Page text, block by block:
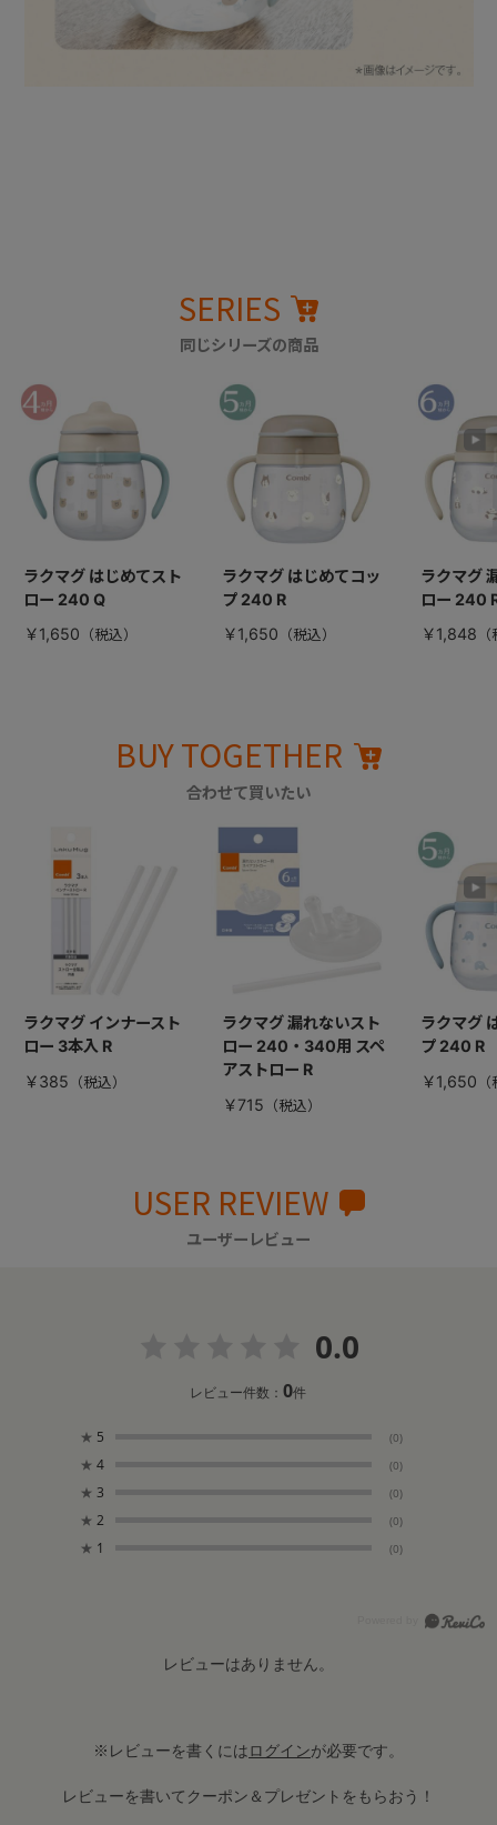
SERIES
同じシリーズの商品
ラクマグ はじめてスト
ロー 240 Q
￥1,650
ラクマグ はじめてコッ
プ 240 R
￥1,650
ラクマグ
ロー 240
￥1,848
BUY TOGETHER
合わせて買いたい
ラクマグ インナースト
ロー 3本入 R
￥385
ラクマグ 漏れないスト
ロー 240・340用 スペ
アストロー R
￥715
ラクマグ
プ 240 R
￥1,650
USER REVIEW
ユーザーレビュー
0.0
レビュー件数：0件
★ 5 (0)
★ 4 (0)
★ 3 (0)
★ 2 (0)
★ 1 (0)
レビューはありません。
※レビューを書くにはログインが必要です。
レビューを書いてクーポン＆プレゼントをもらおう！